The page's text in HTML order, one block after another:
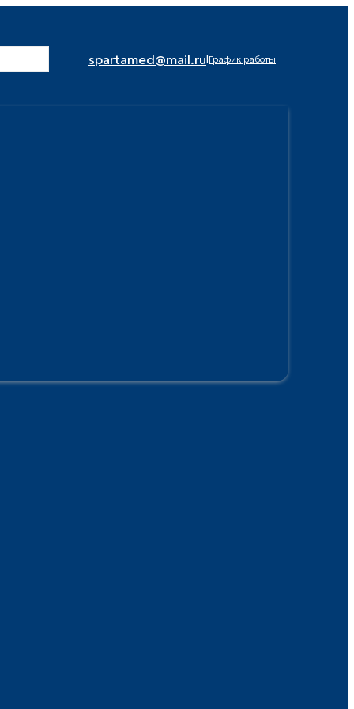
spartamed@mail.ru График работы